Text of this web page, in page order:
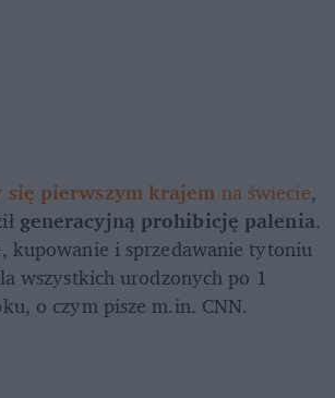
się pierwszym krajem na świecie,
generacyjną prohibicję palenia.
kupowanie i sprzedawanie tytoniu
wszystkich urodzonych po 1
o czym pisze m.in. CNN.